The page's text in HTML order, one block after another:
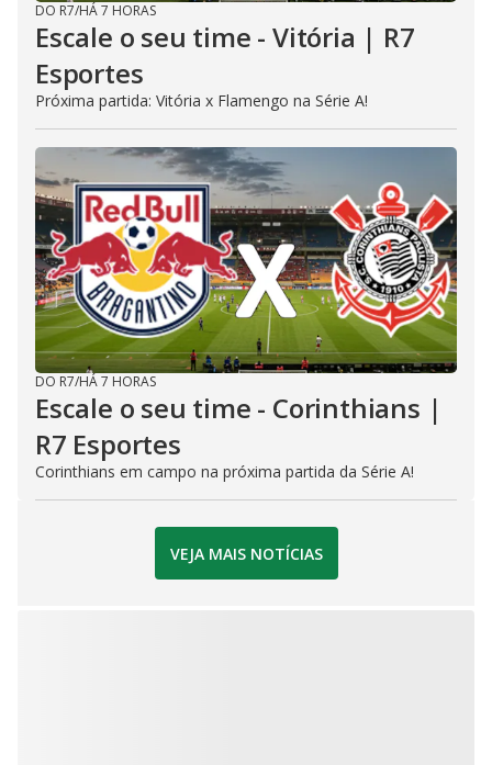
DO R7/HÁ 7 HORAS
Escale o seu time - Vitória | R7
Esportes
Próxima partida: Vitória x Flamengo na Série A!
DO R7/HÁ 7 HORAS
Escale o seu time - Corinthians |
R7 Esportes
Corinthians em campo na próxima partida da Série A!
VEJA MAIS NOTÍCIAS